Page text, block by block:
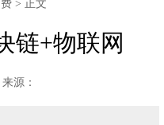
> 正文
链+物联网
来源：